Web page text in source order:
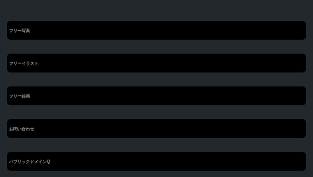
フリー写真
フリーイラスト
フリー絵画
お問い合わせ
パブリックドメインQ